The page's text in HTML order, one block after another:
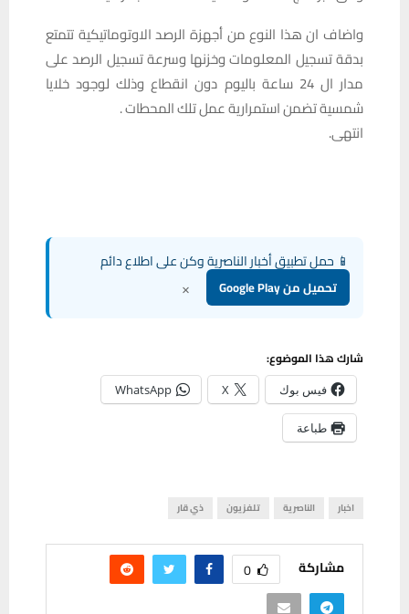
واضاف ان هذا النوع من أجهزة الرصد الاوتوماتيكية تتمتع
بدقة تسجيل المعلومات وخزنها وسرعة تسجيل الرصد على
مدار ال 24 ساعة باليوم دون انقطاع وذلك لوجود خلايا
شمسية تضمن استمرارية عمل تلك المحطات .
انتهى.
📱 حمل تطبيق أخبار الناصرية وكن على اطلاع دائم
تحميل من Google Play ×
شارك هذا الموضوع:
فيس بوك X
WhatsApp
طباعة
اخبار الناصرية تلفزيون ذي قار
مشاركة 0